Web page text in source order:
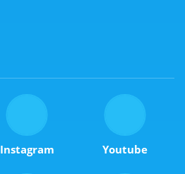
Instagram Youtube